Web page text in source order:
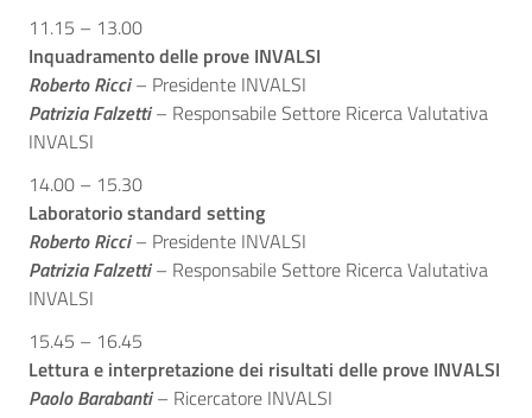
11.15 – 13.00
Inquadramento delle prove INVALSI
Roberto Ricci – Presidente INVALSI
Patrizia Falzetti– Responsabile Settore Ricerca Valutativa
INVALSI
14.00 – 15.30
Laboratorio standard setting
Roberto Ricci – Presidente INVALSI
Patrizia Falzetti– Responsabile Settore Ricerca Valutativa
INVALSI
15.45 – 16.45
Lettura e interpretazione dei risultati delle prove INVALSI
Paolo Barabanti– Ricercatore INVALSI